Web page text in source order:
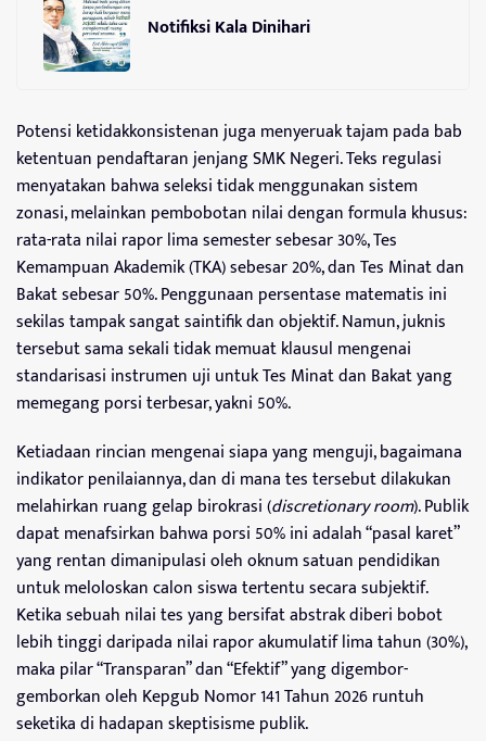
Notifiksi Kala Dinihari
Potensi ketidakkonsistenan juga menyeruak tajam pada bab
ketentuan pendaftaran jenjang SMK Negeri. Teks regulasi
menyatakan bahwa seleksi tidak menggunakan sistem
zonasi, melainkan pembobotan nilai dengan formula khusus:
rata-rata nilai rapor lima semester sebesar 30%, Tes
Kemampuan Akademik (TKA) sebesar 20%, dan Tes Minat dan
Bakat sebesar 50%. Penggunaan persentase matematis ini
sekilas tampak sangat saintifik dan objektif. Namun, juknis
tersebut sama sekali tidak memuat klausul mengenai
standarisasi instrumen uji untuk Tes Minat dan Bakat yang
memegang porsi terbesar, yakni 50%.
Ketiadaan rincian mengenai siapa yang menguji, bagaimana
indikator penilaiannya, dan di mana tes tersebut dilakukan
melahirkan ruang gelap birokrasi (discretionary room). Publik
dapat menafsirkan bahwa porsi 50% ini adalah “pasal karet”
yang rentan dimanipulasi oleh oknum satuan pendidikan
untuk meloloskan calon siswa tertentu secara subjektif.
Ketika sebuah nilai tes yang bersifat abstrak diberi bobot
lebih tinggi daripada nilai rapor akumulatif lima tahun (30%),
maka pilar “Transparan” dan “Efektif” yang digembor-
gemborkan oleh Kepgub Nomor 141 Tahun 2026 runtuh
seketika di hadapan skeptisisme publik.